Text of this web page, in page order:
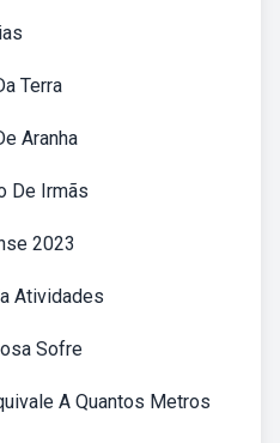
Terra
Aranha
De Irmãs
2023
Atividades
Sofre
A Quantos Metros